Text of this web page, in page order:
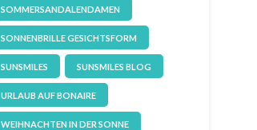
SOMMERSANDALENDAMEN
SONNENBRILLE GESICHTSFORM
SUNSMILES SUNSMILES BLOG
URLAUB AUF BONAIRE
WEIHNACHTEN IN DER SONNE